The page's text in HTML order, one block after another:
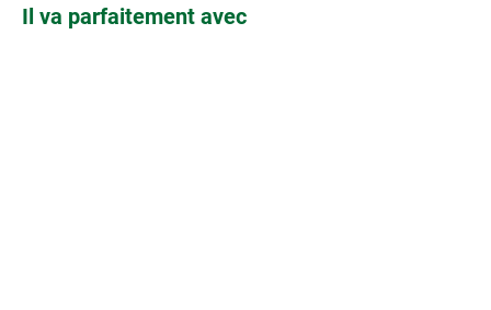
Ignorer la galerie de produits
Il va parfaitement avec